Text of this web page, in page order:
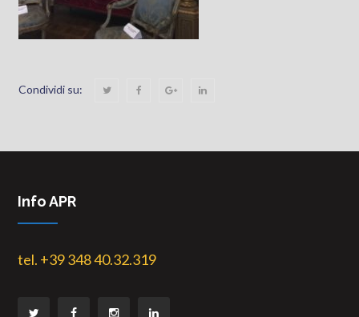
Condividi su:
Info APR
tel. +39 348 40.32.319